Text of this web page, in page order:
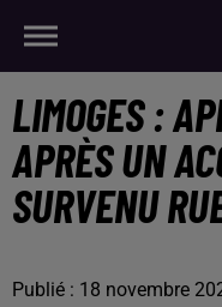
LIMOGES :
APRÈS UN
SURVENU
Publié : 18 novembre